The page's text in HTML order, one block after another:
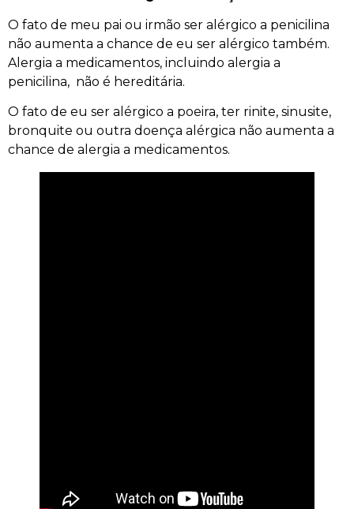
O fato de meu pai ou irmão ser alérgico a penicilina
não aumenta a chance de eu ser alérgico também.
Alergia a medicamentos, incluindo alergia a
penicilina, não é hereditária.
O fato de eu ser alérgico a poeira, ter rinite, sinusite,
bronquite ou outra doença alérgica não aumenta a
chance de alergia a medicamentos.